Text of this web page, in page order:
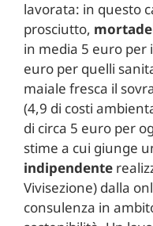
lavorata: in questo
prosciutto,
in media 5 euro per
euro per quelli
maiale fresca il
(4,9 di costi
di circa 5 euro per
stime a cui giunge
indipendente
Vivisezione) dalla
consulenza in